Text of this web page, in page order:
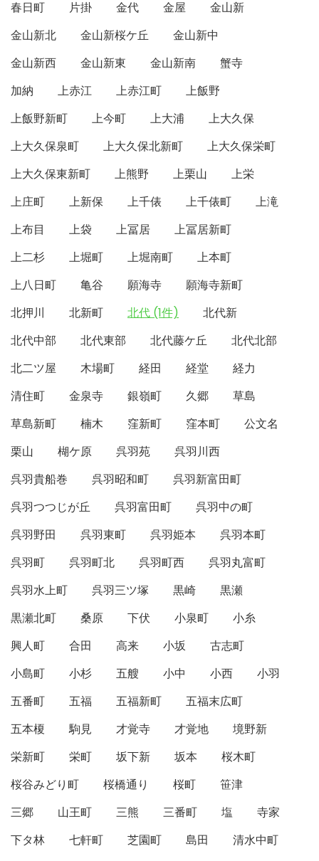
春日町 片掛 金代 金屋
金山新
金山新北
金山新桜ケ丘
金山新中
金山新西
金山新東 金山新南
蟹寺
加納
上赤江 上赤江町
上飯野
上飯野新町
上今町 上大浦
上大久保
上大久保泉町
上大久保北新町
上大久保栄町
上大久保東新町
上熊野 上栗山
上栄
上庄町
上新保 上千俵 上千俵町
上滝
上布目
上袋 上冨居
上冨居新町
上二杉
上堀町 上堀南町
上本町
上八日町
亀谷 願海寺
願海寺新町
北押川
北新町 北代 (1件)
北代新
北代中部
北代東部 北代藤ケ丘
北代北部
北二ツ屋
木場町 経田 経堂
経力
清住町
金泉寺 銀嶺町 久郷
草島
草島新町
楠木 窪新町 窪本町
公文名
栗山
楜ケ原 呉羽苑
呉羽川西
呉羽貴船巻
呉羽昭和町
呉羽新富田町
呉羽つつじが丘
呉羽富田町
呉羽中の町
呉羽野田
呉羽東町 呉羽姫本
呉羽本町
呉羽町
呉羽町北 呉羽町西
呉羽丸富町
呉羽水上町
呉羽三ツ塚 黒崎
黒瀬
黒瀬北町
桑原 下伏 小泉町
小糸
興人町
合田 高来 小坂
古志町
小島町
小杉 五艘 小中 小西
小羽
五番町
五福 五福新町
五福末広町
五本榎
駒見 才覚寺 才覚地
境野新
栄新町
栄町 坂下新 坂本
桜木町
桜谷みどり町
桜橋通り 桜町
笹津
三郷
山王町 三熊 三番町 塩
寺家
下タ林
七軒町 芝園町 島田
清水中町